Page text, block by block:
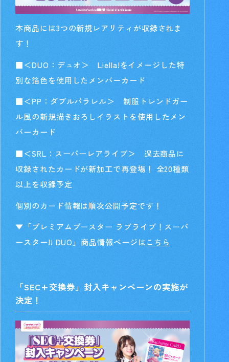
本商品には3つの新規レアリティが収録されま
す！
■＜DUO：デュオ＞ Liella!をイメージした特
別な箔色を使用したメンバーカード
■＜PP：ダブルパラレル＞ 制服トレンドガー
ル風の新規描きおろしイラストを使用したメン
バーカード
■＜SRL：スーパーレアライブ＞ 過去商品に
収録されたカードが新加工で再登場！ 全20種類
以上を収録予定
個別のカード情報は順次公開予定です！
▼ 「プレミアムブースター ラブライブ！スーパ
ースター!! DUO」商品情報ページはこちら
「SEC+交換券」封入キャンペーンの実施が
決定！